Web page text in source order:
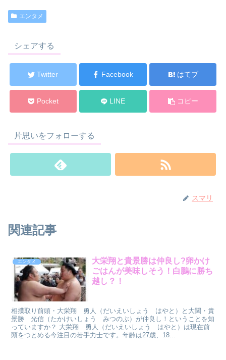
エンタメ
シェアする
Twitter Facebook はてブ
Pocket LINE コピー
片思いをフォローする
スマリ
関連記事
エンタメ
大栄翔と貴景勝は仲良し?卵かけ
ごはんが美味しそう！白鵬に勝ち
越し？！
相撲取り前頭・大栄翔 勇人（だいえいしょう はやと）と大関・貴
景勝 光信（たかけいしょう みつのぶ）が仲良し！ということを知
っていますか？ 大栄翔 勇人（だいえいしょう はやと）は現在前
頭をつとめる今注目の若手力士です。年齢は27歳、18...